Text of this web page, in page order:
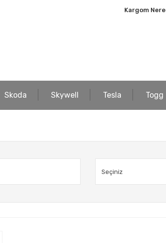
Kargom
Skoda Skywell Tesla Togg